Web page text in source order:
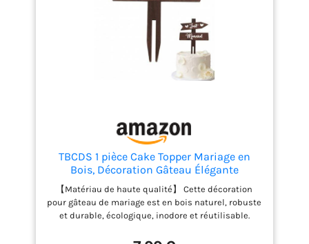
TBCDS 1 pièce Cake Topper Mariage en
Bois, Décoration Gâteau Élégante
Rustique pour Fiançailles, Anniversaires
& Moments Inoubliables
【Matériau de haute qualité】 Cette décoration
pour gâteau de mariage est en bois naturel, robuste
et durable, écologique, inodore et réutilisable.
mariage en bois mesure 13 cm (largeur) × 19 cm